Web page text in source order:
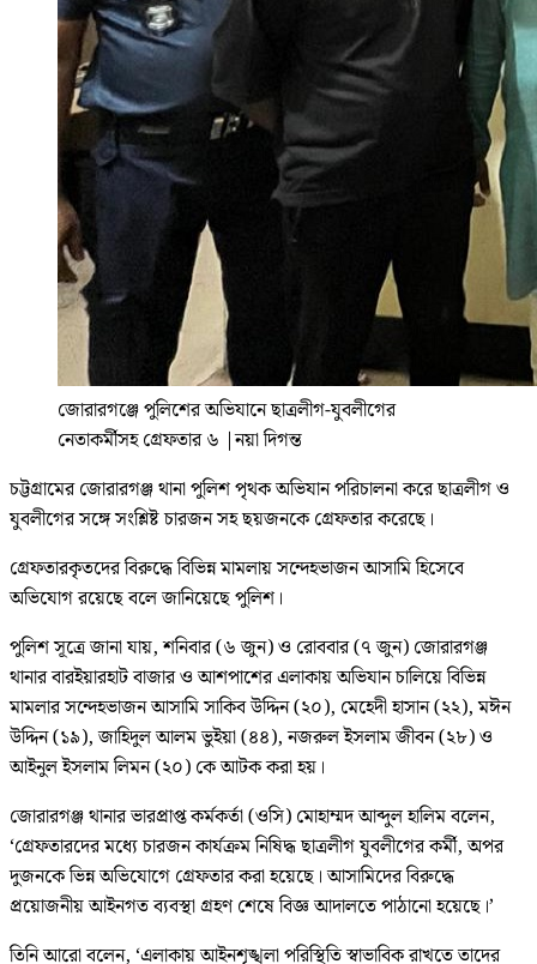
জোরারগঞ্জে পুলিশের অভিযানে ছাত্রলীগ-যুবলীগের
নেতাকর্মীসহ গ্রেফতার ৬ |নয়া দিগন্ত
চট্টগ্রামের জোরারগঞ্জ থানা পুলিশ পৃথক অভিযান পরিচালনা করে ছাত্রলীগ ও
যুবলীগের সঙ্গে সংশ্লিষ্ট চারজন সহ ছয়জনকে গ্রেফতার করেছে।
গ্রেফতারকৃতদের বিরুদ্ধে বিভিন্ন মামলায় সন্দেহভাজন আসামি হিসেবে
অভিযোগ রয়েছে বলে জানিয়েছে পুলিশ।
পুলিশ সূত্রে জানা যায়, শনিবার (৬ জুন) ও রোববার (৭ জুন) জোরারগঞ্জ
থানার বারইয়ারহাট বাজার ও আশপাশের এলাকায় অভিযান চালিয়ে বিভিন্ন
মামলার সন্দেহভাজন আসামি সাকিব উদ্দিন (২০), মেহেদী হাসান (২২), মঈন
উদ্দিন (১৯), জাহিদুল আলম ভুইয়া (৪৪), নজরুল ইসলাম জীবন (২৮) ও
আইনুল ইসলাম লিমন (২০) কে আটক করা হয়।
জোরারগঞ্জ থানার ভারপ্রাপ্ত কর্মকর্তা (ওসি) মোহাম্মদ আব্দুল হালিম বলেন,
‘গ্রেফতারদের মধ্যে চারজন কার্যক্রম নিষিদ্ধ ছাত্রলীগ যুবলীগের কর্মী, অপর
দুজনকে ভিন্ন অভিযোগে গ্রেফতার করা হয়েছে। আসামিদের বিরুদ্ধে
প্রয়োজনীয় আইনগত ব্যবস্থা গ্রহণ শেষে বিজ্ঞ আদালতে পাঠানো হয়েছে।’
তিনি আরো বলেন, ‘এলাকায় আইনশৃঙ্খলা পরিস্থিতি স্বাভাবিক রাখতে তাদের